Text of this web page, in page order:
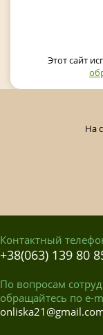
Этот сайт
На
Контактный
+38(063) 139 80
По вопросам
обращайтесь по e-